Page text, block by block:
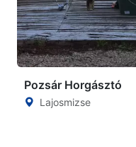
Pozsár Horgásztó
Lajosmizse